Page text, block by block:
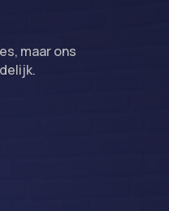
maar ons